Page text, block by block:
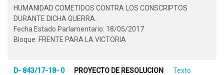
HUMANIDAD COMETIDOS CONTRA LOS CONSCRIPTOS
DURANTE DICHA GUERRA..
Fecha Estado Parlamentario: 18/05/2017
Bloque: FRENTE PARA LA VICTORIA
D- 843/17-18- 0 PROYECTO DE RESOLUCION
Texto